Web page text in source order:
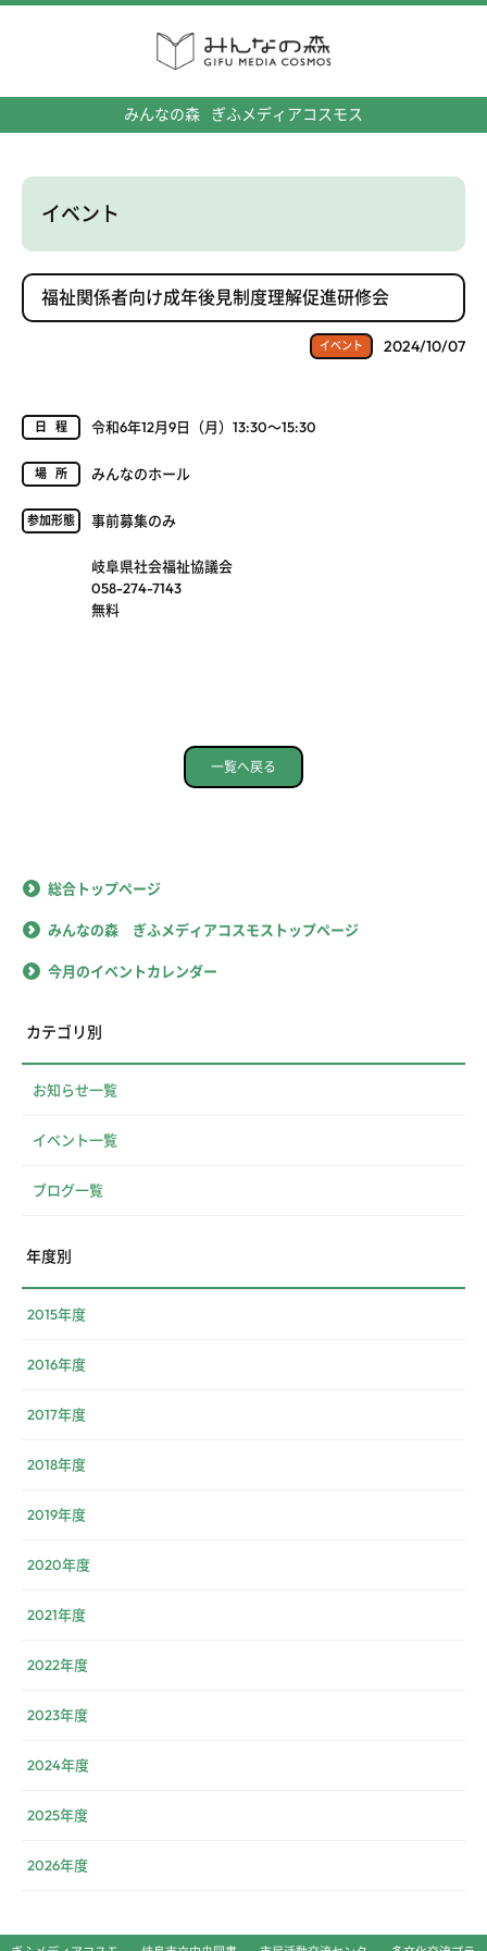
みんなの森 ぎふメディアコスモス
イベント
福祉関係者向け成年後見制度理解促進研修会
イベント 2024/10/07
日程 令和6年12月9日（月）13:30～15:30
場所 みんなのホール
参加形態 事前募集のみ
岐阜県社会福祉協議会
058-274-7143
無料
一覧へ戻る
総合トップページ
みんなの森 ぎふメディアコスモストップページ
今月のイベントカレンダー
カテゴリ別
お知らせ一覧
イベント一覧
ブログ一覧
年度別
2015年度
2016年度
2017年度
2018年度
2019年度
2020年度
2021年度
2022年度
2023年度
2024年度
2025年度
2026年度